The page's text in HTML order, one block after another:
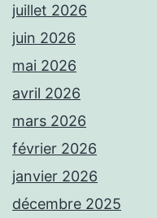
juillet 2026
juin 2026
mai 2026
avril 2026
mars 2026
février 2026
janvier 2026
décembre 2025